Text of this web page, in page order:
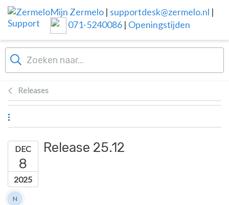
Overslaan naar hoofdinhoud
Mijn Zermelo | supportdesk@zermelo.nl |
071-5240086 | Openingstijden
Releases
DEC
8
2025
Release 25.12
Lijst van auteurs
N